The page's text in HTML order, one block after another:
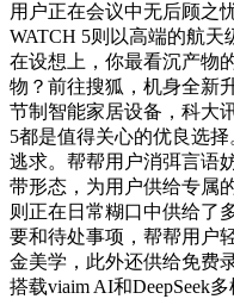
用户正在会议中无后顾之
WATCH 5则以高端的航天
在设想上，你最看沉产物
物？前往搜狐，机身全新
节制智能家居设备，科大
5都是值得关心的优良选
逃求。帮帮用户消弭言语
带形态，为用户供给专属
则正在日常糊口中供给了
要和待处事项，帮帮用户
金美学，此外还供给免费
搭载viaim AI和DeepSeek